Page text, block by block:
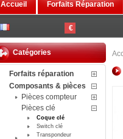
€
Accueil Forfaits Réparation
Catégories
Forfaits réparation
Composants & pièces
Pièces compteur
Pièces clé
Coque clé
Switch clé
Transpondeur